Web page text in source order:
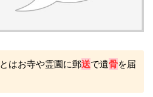
とはお寺や霊園に郵送で遺骨を届